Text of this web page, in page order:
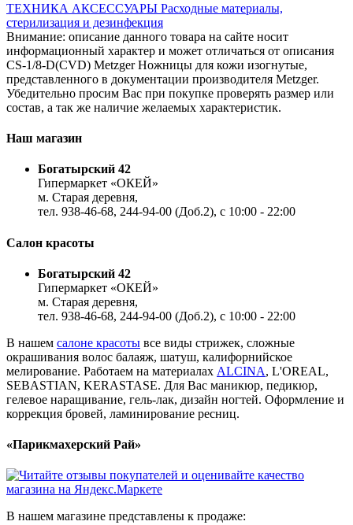
ТЕХНИКА АКСЕССУАРЫ Расходные материалы,
стерилизация и дезинфекция
Внимание: описание данного товара на сайте носит
информационный характер и может отличаться от описания
CS-1/8-D(CVD) Metzger Ножницы для кожи изогнутые,
представленного в документации производителя Metzger.
Убедительно просим Вас при покупке проверять размер или
состав, а так же наличие желаемых характеристик.
Наш магазин
Богатырский 42
Гипермаркет «ОКЕЙ»
м. Старая деревня,
тел. 938-46-68, 244-94-00 (Доб.2), c 10:00 - 22:00
Салон красоты
Богатырский 42
Гипермаркет «ОКЕЙ»
м. Старая деревня,
тел. 938-46-68, 244-94-00 (Доб.2), c 10:00 - 22:00
В нашем салоне красоты все виды стрижек, сложные
окрашивания волос балаяж, шатуш, калифорнийское
мелирование. Работаем на материалах ALCINA, L'OREAL,
SEBASTIAN, KERASTASE. Для Вас маникюр, педикюр,
гелевое наращивание, гель-лак, дизайн ногтей. Оформление и
коррекция бровей, ламинирование ресниц.
«Парикмахерский Рай»
В нашем магазине представлены к продаже: